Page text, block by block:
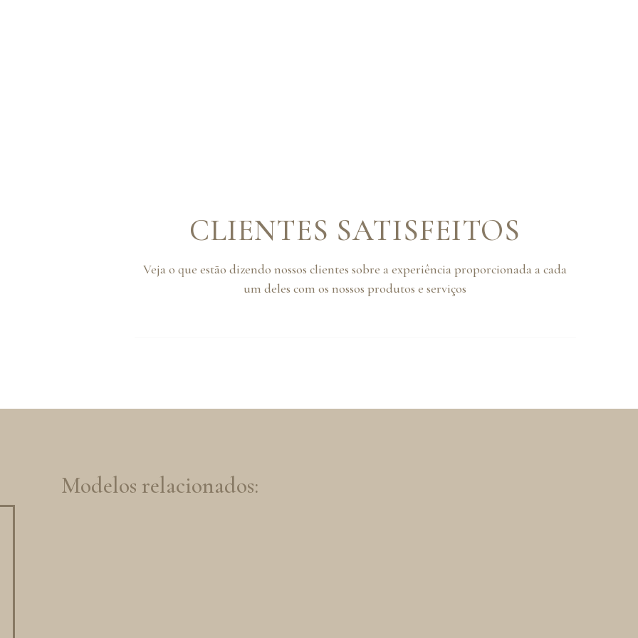
CLIENTES SATISFEITOS
Veja o que estão dizendo nossos clientes sobre a experiência proporcionada a cada
um deles com os nossos produtos e serviços
Modelos relacionados: